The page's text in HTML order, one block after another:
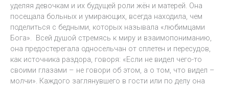
уделяя девочкам и их будущей роли жён и матерей. Она
посещала больных и умирающих, всегда находила, чем
поделиться с бедными, которых называла «любимцами
Бога». Всей душой стремясь к миру и взаимопониманию,
она предостерегала односельчан от сплетен и пересудов,
как источника раздора, говоря: «Если не видел чего-то
своими глазами – не говори об этом, а о том, что видел –
молчи». Каждого заглянувшего в гости или по делу она